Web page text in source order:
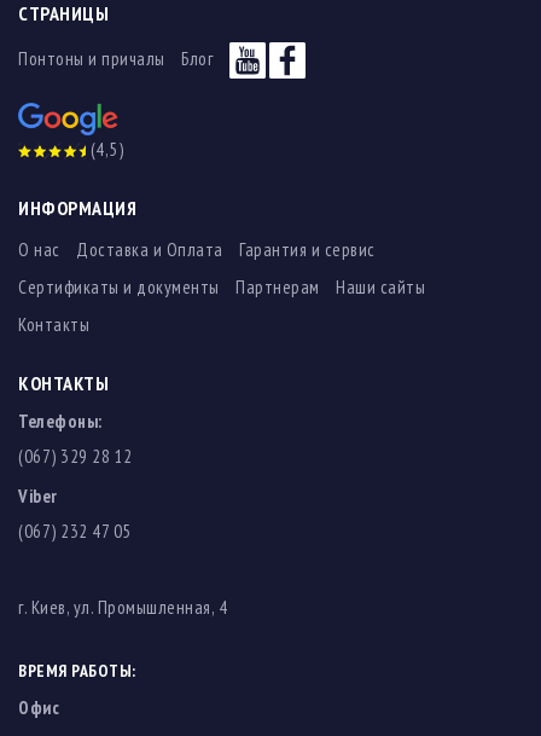
СТРАНИЦЫ
Понтоны и причалы Блог
(4,5)
ИНФОРМАЦИЯ
О нас Доставка и Оплата
Гарантия и сервис
Сертификаты и документы
Партнерам
Наши сайты
Контакты
КОНТАКТЫ
Телефоны:
(067) 329 28 12
Viber
(067) 232 47 05
г. Киев, ул. Промышленная, 4
ВРЕМЯ РАБОТЫ:
Офис